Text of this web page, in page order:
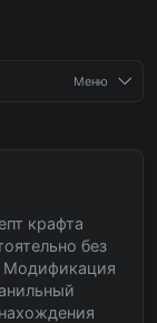
Меню
крафта
без
Модификация